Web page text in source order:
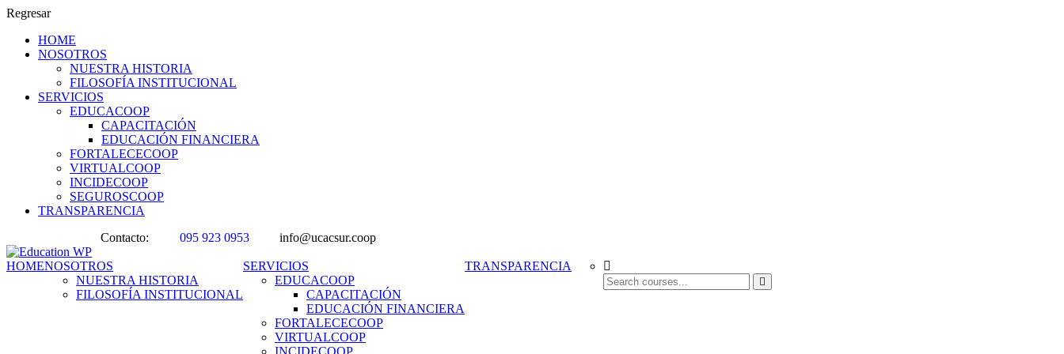
Regresar
HOME
NOSOTROS
NUESTRA HISTORIA
FILOSOFÍA INSTITUCIONAL
SERVICIOS
EDUCACOOP
CAPACITACIÓN
EDUCACIÓN FINANCIERA
FORTALECECOOP
VIRTUALCOOP
INCIDECOOP
SEGUROSCOOP
TRANSPARENCIA
Contacto:
095 923 0953 info@ucacsur.coop
HOMENOSOTROS
NUESTRA HISTORIA
FILOSOFÍA INSTITUCIONAL
SERVICIOS
EDUCACOOP
CAPACITACIÓN
EDUCACIÓN FINANCIERA
FORTALECECOOP
VIRTUALCOOP
INCIDECOOP
TRANSPARENCIA